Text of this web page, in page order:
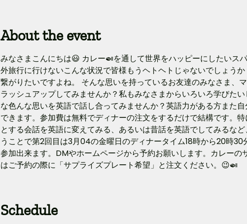
About the event
みなさまこんにちは😃 カレー🍛を通して世界をハッピーにしたいス
外旅行に行けないこんな状況で皆様もうヘトヘトじゃないでしょう
繋がりたいですよね。 そんな思いを持っているお友達のみなさま、
ラッシュアップしてみませんか？私もみなさまからいろいろ学びた
な色んな思いを英語で話し合ってみませんか？英語力がある方また
できます。参加費は無料でディナーの注文をするだけで結構です。
とする会話を英語に変えてみる、あるいは昔話を英語でしてみるな
うことで第2回目は3月04の金曜日のディナータイム18時から20時
参加出来ます。DMやホームページから予約お願いします。カレー
はご予約の際に「サプライズプレート希望」と注文ください。😉🍛
Schedule